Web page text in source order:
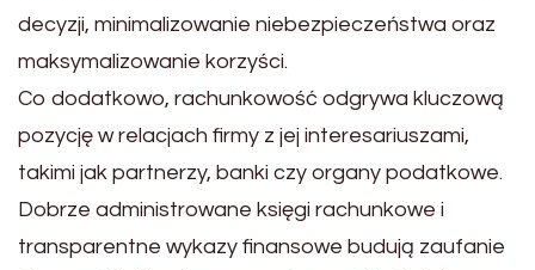
decyzji, minimalizowanie niebezpieczeństwa oraz
maksymalizowanie korzyści.
Co dodatkowo, rachunkowość odgrywa kluczową
pozycję w relacjach firmy z jej interesariuszami,
takimi jak partnerzy, banki czy organy podatkowe.
Dobrze administrowane księgi rachunkowe i
transparentne wykazy finansowe budują zaufanie